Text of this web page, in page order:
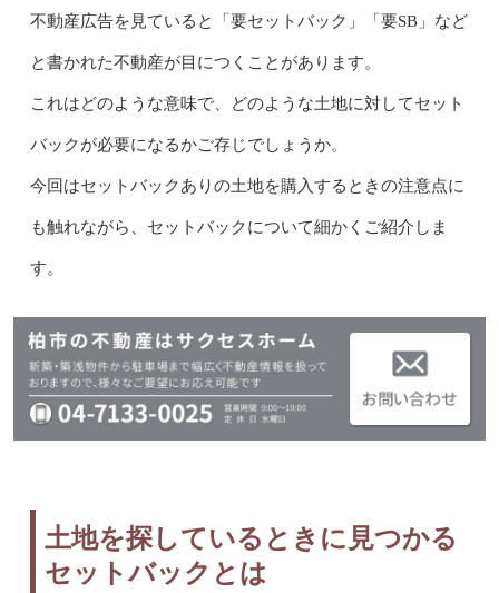
不動産広告を見ていると「要セットバック」「要SB」など
と書かれた不動産が目につくことがあります。
これはどのような意味で、どのような土地に対してセット
バックが必要になるかご存じでしょうか。
今回はセットバックありの土地を購入するときの注意点に
も触れながら、セットバックについて細かくご紹介しま
す。
土地を探しているときに見つかる
セットバックとは